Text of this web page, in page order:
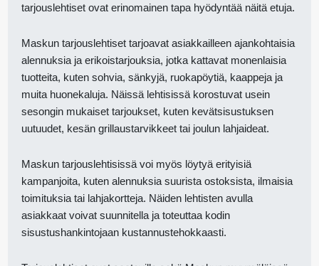
tarjouslehtiset ovat erinomainen tapa hyödyntää näitä etuja.
Maskun tarjouslehtiset tarjoavat asiakkailleen ajankohtaisia
alennuksia ja erikoistarjouksia, jotka kattavat monenlaisia
tuotteita, kuten sohvia, sänkyjä, ruokapöytiä, kaappeja ja
muita huonekaluja. Näissä lehtisissä korostuvat usein
sesongin mukaiset tarjoukset, kuten kevätsisustuksen
uutuudet, kesän grillaustarvikkeet tai joulun lahjaideat.
Maskun tarjouslehtisissä voi myös löytyä erityisiä
kampanjoita, kuten alennuksia suurista ostoksista, ilmaisia
toimituksia tai lahjakortteja. Näiden lehtisten avulla
asiakkaat voivat suunnitella ja toteuttaa kodin
sisustushankintojaan kustannustehokkaasti.